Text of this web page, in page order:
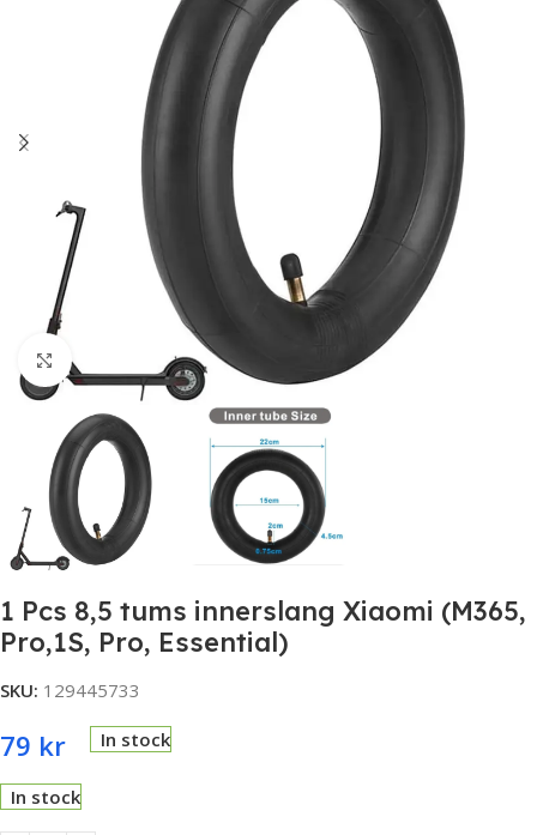
Click to enlarge
1 Pcs 8,5 tums innerslang Xiaomi (M365,
Pro,1S, Pro, Essential)
SKU: 129445733
79 kr In stock
In stock